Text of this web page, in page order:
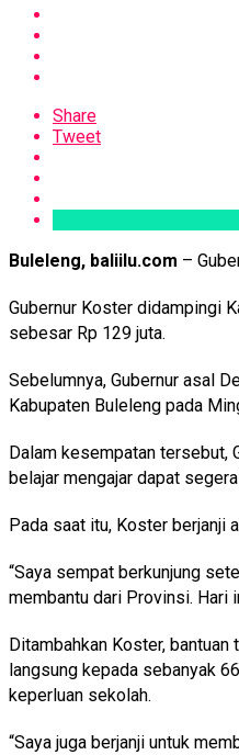
Share
Tweet
Buleleng, baliilu.com –
Gubernur Koster didampingi
sebesar Rp 129 juta.
Sebelumnya, Gubernur asal
Kabupaten Buleleng pada
Dalam kesempatan tersebut,
belajar mengajar dapat
Pada saat itu, Koster berjanji
“Saya sempat berkunjung
membantu dari Provinsi. Hari
Ditambahkan Koster, bantuan
langsung kepada sebanyak
keperluan sekolah.
“Saya juga berjanji untuk